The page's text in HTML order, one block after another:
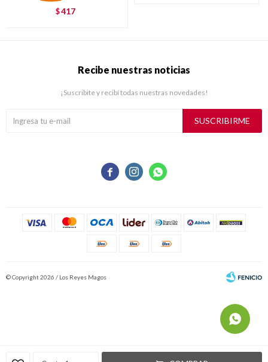
$417
  
Recibe nuestras noticias
¡Suscribite y recibí todas nuestras novedades!
SUSCRIBIRME
© Copyright 2026 / Los Reyes Magos